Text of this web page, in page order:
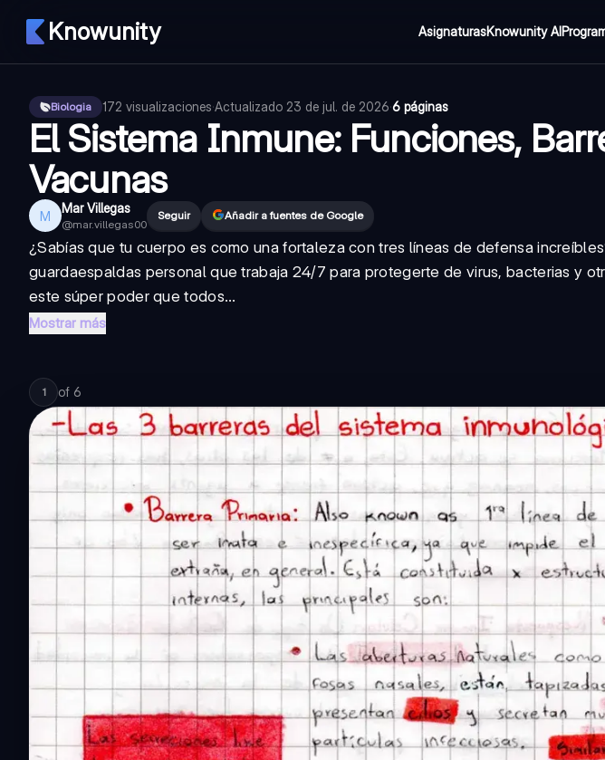
Knowunity AsignaturasKnowunity AI
Biologia 172 visualizaciones·Actualizado 23 de jul. de 2026·6 páginas
El Sistema Inmune: Funciones,
Vacunas
M Mar Villegas
@mar.villegas00
Seguir Añadir a fuentes de Google
¿Sabías que tu cuerpo es como una fortaleza con tres líneas de defensa
guardaespaldas personal que trabaja 24/7 para protegerte de virus, bacterias y
este súper poder que todos...
Mostrar más
1 of 6